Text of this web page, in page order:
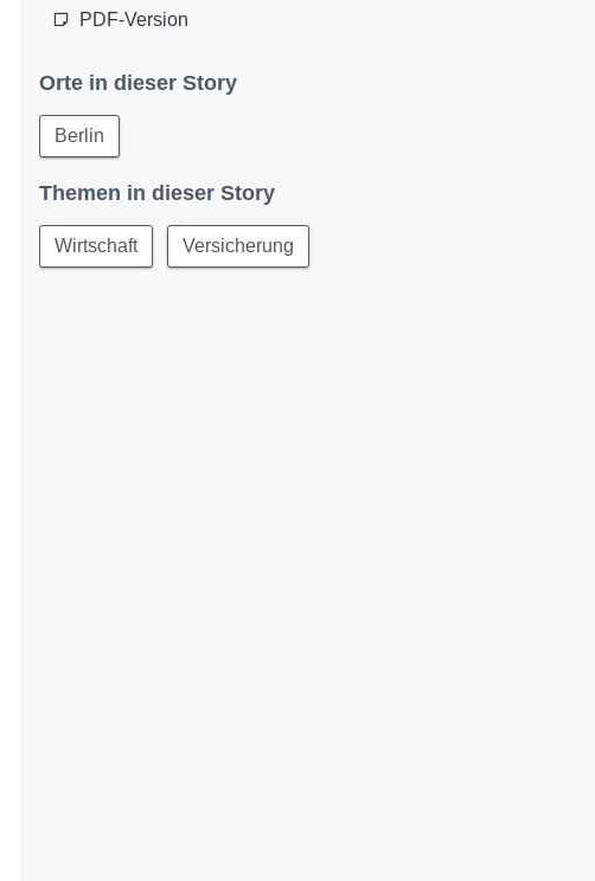
PDF-Version
Orte in dieser Story
Berlin
Themen in dieser Story
Wirtschaft Versicherung